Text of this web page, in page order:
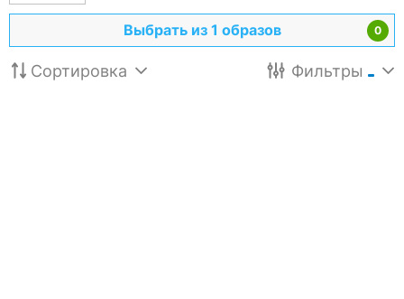
0
Выбрать из 1 образов
Сортировка Фильтры